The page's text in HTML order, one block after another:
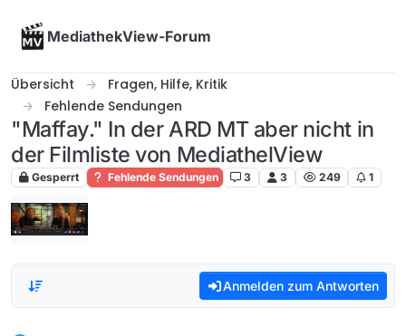
MediathekView-Forum
Übersicht
Fragen, Hilfe, Kritik
Fehlende Sendungen
"Maffay." In der ARD MT aber nicht in
der Filmliste von MediathelView
Gesperrt Fehlende Sendungen 3 3 249 1
Anmelden zum Antworten